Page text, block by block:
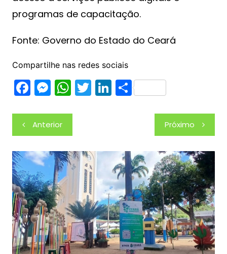
programas de capacitação.
Fonte: Governo do Estado do Ceará
Compartilhe nas redes sociais
F
c
e
b
o
o
k
M
s
s
e
n
g
er
W
at
s
A
p
p
T Li
dI
n
S
Navegação
de
Post
Anterior Próximo